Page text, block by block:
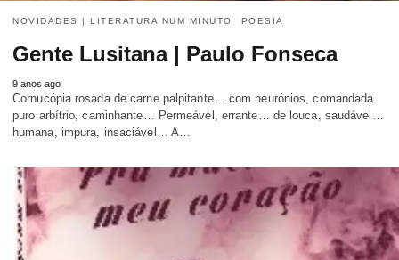
NOVIDADES | LITERATURA NUM MINUTO POESIA
Gente Lusitana | Paulo Fonseca
9 anos ago
Cornucópia rosada de carne palpitante… com neurónios, comandada
puro arbítrio, caminhante… Permeável, errante… de louca, saudável…
humana, impura, insaciável… A…